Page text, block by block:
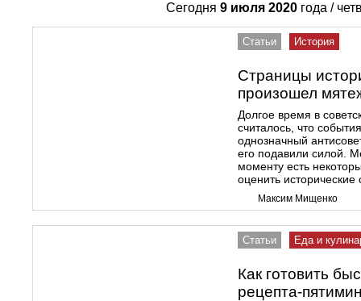
Сегодня 9 июля 2020 года /
Статьи История
Страницы
произошел
Долгое время в
считалось, что
однозначный
его подавили силой.
моменту есть
оценить
Максим Мищенко
Статьи Еда и
Как готовить
рецепта-